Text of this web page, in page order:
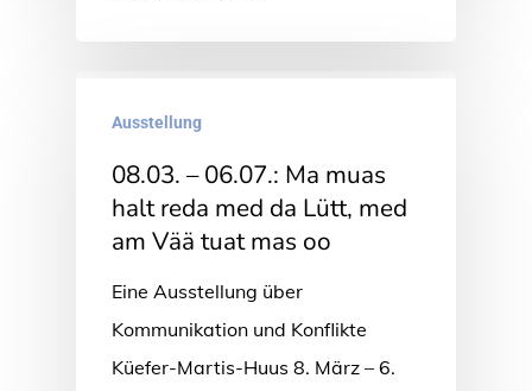
Ausstellung
08.03. – 06.07.: Ma muas
halt reda med da Lütt, med
am Vää tuat mas oo
Eine Ausstellung über
Kommunikation und Konflikte
Küefer-Martis-Huus 8. März – 6.